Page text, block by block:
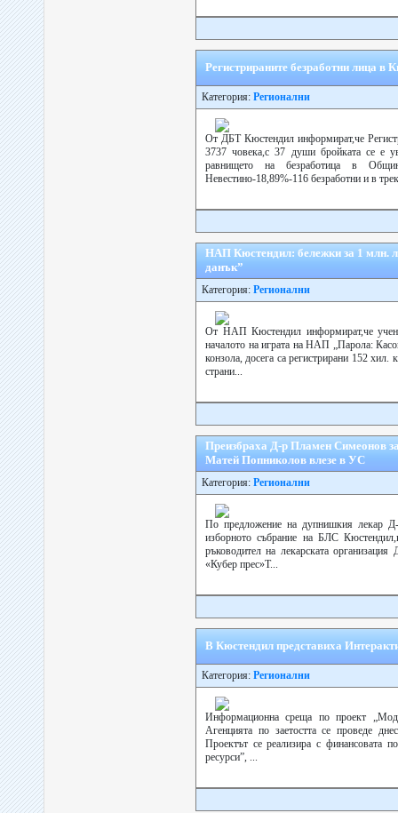
Регистрираните безработни лица в
Категория: Регионални
От ДБТ Кюстендил информират,че
3737 човека,с 37 души бройката се е
равнището на безработица в
Невестино-18,89%-116 безработни и в
НАП Кюстендил: бележки за 1 млн.
данък”
Категория: Регионални
От НАП Кюстендил информират,че
началото на играта на НАП „Парола:
конзола, досега са регистрирани 152
страни...
Преизбраха Д-р Пламен Симеонов
Матей Попниколов влезе в УС
Категория: Регионални
По предложение на дупнишкия лекар Д-
изборното събрание на БЛС
ръководител на лекарската
«Кубер прес»Т...
В Кюстендил представиха
Категория: Регионални
Информационна среща по проект
Агенцията по заетостта се проведе
Проектът се реализира с финансовата
ресурси”, ...